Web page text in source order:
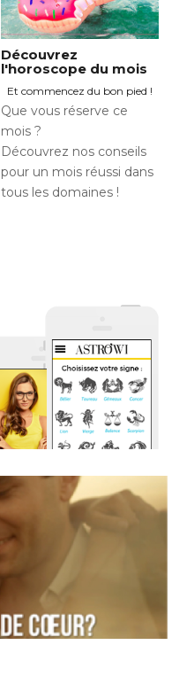
Découvrez
l'horoscope du mois
Et commencez du bon pied !
Que vous réserve ce
mois ?
Découvrez nos conseils
pour un mois réussi dans
tous les domaines !